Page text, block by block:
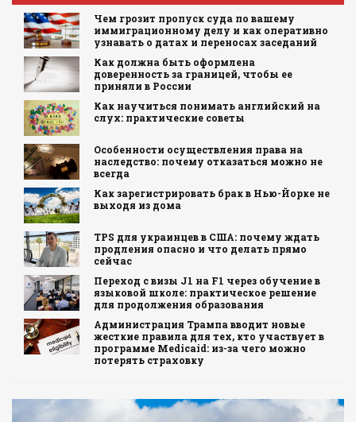
Чем грозит пропуск суда по вашему
иммиграционному делу и как оперативно
узнавать о датах и переносах заседаний
Как должна быть оформлена
доверенность за границей, чтобы ее
приняли в России
Как научиться понимать английский на
слух: практические советы
Особенности осуществления права на
наследство: почему отказаться можно не
всегда
Как зарегистрировать брак в Нью-Йорке не
выходя из дома
TPS для украинцев в США: почему ждать
продления опасно и что делать прямо
сейчас
Переход с визы J1 на F1 через обучение в
языковой школе: практическое решение
для продолжения образования
Администрация Трампа вводит новые
жесткие правила для тех, кто участвует в
программе Medicaid: из-за чего можно
потерять страховку